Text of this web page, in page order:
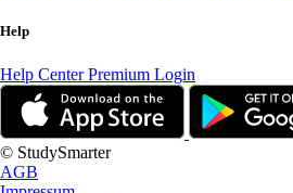
Help
Help CenterPremium Login
© StudySmarter
AGB